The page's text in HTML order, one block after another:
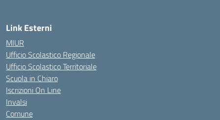
Link Esterni
MIUR
Ufficio Scolastico Regionale
Ufficio Scolastico Territoriale
Scuola in Chiaro
Iscrizioni On Line
Invalsi
Comune